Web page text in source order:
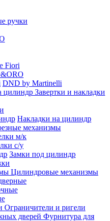
ручки
Fiori
DND by Martinelli
Завертки и накладки
Накладки на цилиндр
механизмы
м/к
с/у
Замки под цилиндр
Цилиндровые механизмы
Ограничители и ригели
Фурнитура для